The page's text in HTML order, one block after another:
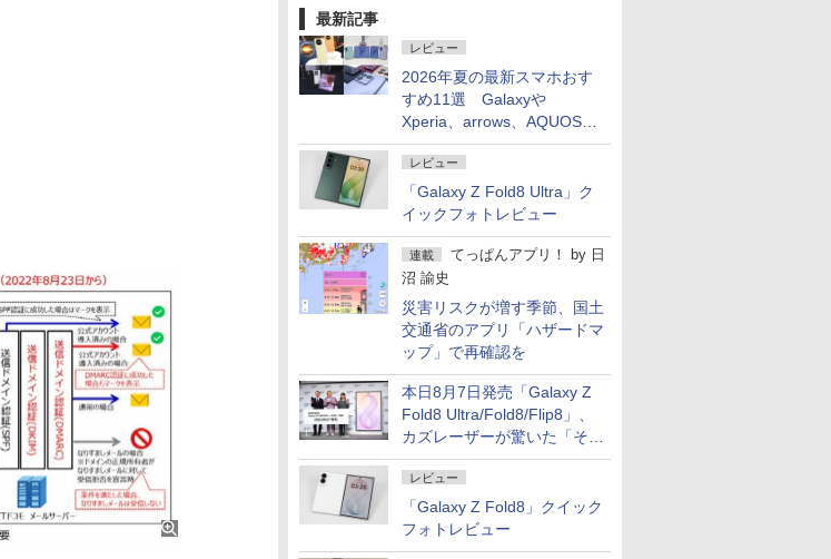
最新記事
レビュー
2026年夏の最新スマホおす
すめ11選 Galaxyや
Xperia、arrows、AQUOSな
ど注目機種の特徴は
レビュー
「Galaxy Z Fold8 Ultra」ク
イックフォトレビュー
連載 てっぱんアプリ！ by 日
沼 諭史
災害リスクが増す季節、国土
交通省のアプリ「ハザードマ
ップ」で再確認を
本日8月7日発売「Galaxy Z
Fold8 Ultra/Fold8/Flip8」、
カズレーザーが驚いた「そば
屋のメニュー並みの薄さ」
レビュー
「Galaxy Z Fold8」クイック
フォトレビュー